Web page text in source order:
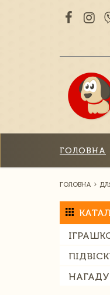
ГОЛОВНА
ГОЛОВНА